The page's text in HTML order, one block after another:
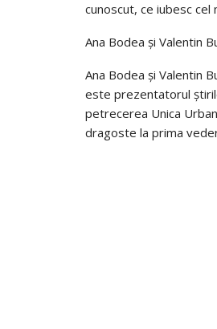
cunoscut, ce iubesc
Ana Bodea și Valentin
Ana Bodea și Valentin
este prezentatorul
petrecerea Unica
dragoste la prima